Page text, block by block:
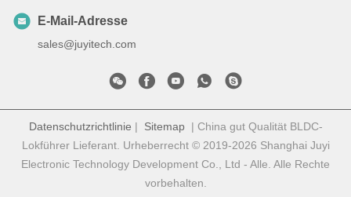
E-Mail-Adresse
sales@juyitech.com
Datenschutzrichtlinie | Sitemap| China gut Qualität BLDC-
Lokführer Lieferant. Urheberrecht © 2019-2026 Shanghai Juyi
Electronic Technology Development Co., Ltd - Alle. Alle Rechte
vorbehalten.